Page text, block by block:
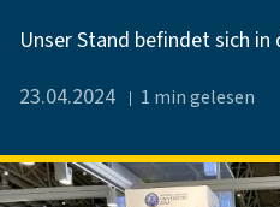
Unser Stand befindet sich in
23.04.2024
1 min gelesen